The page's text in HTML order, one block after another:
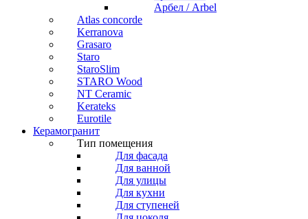
Арбел / Arbel
Atlas concorde
Kerranova
Grasaro
Staro
StaroSlim
STARO Wood
NT Ceramic
Kerateks
Eurotile
Керамогранит
Тип помещения
Для фасада
Для ванной
Для улицы
Для кухни
Для ступеней